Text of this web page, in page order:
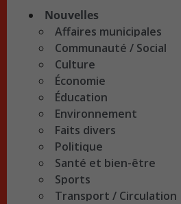
Nouvelles
Affaires municipales
Communauté / Social
Culture
Économie
Éducation
Environnement
Faits divers
Politique
Santé et bien-être
Sports
Transport / Circulation